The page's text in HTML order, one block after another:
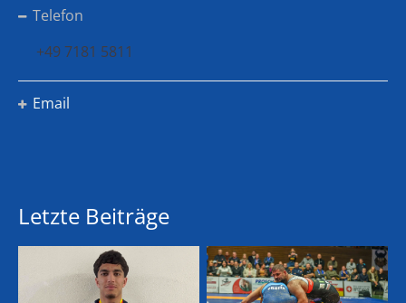
Telefon
+49 7181 5811
Email
Letzte Beiträge